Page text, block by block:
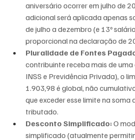
aniversário ocorrer em julho de
adicional será aplicada apenas
de julho a dezembro (e 13º
proporcional na declaração de
Pluralidade de Fontes
contribuinte receba mais de
INSS e Previdência Privada), o
1.903,98 é global, não
que exceder esse limite na soma
tributado.
Desconto Simplificado: O
simplificado (atualmente